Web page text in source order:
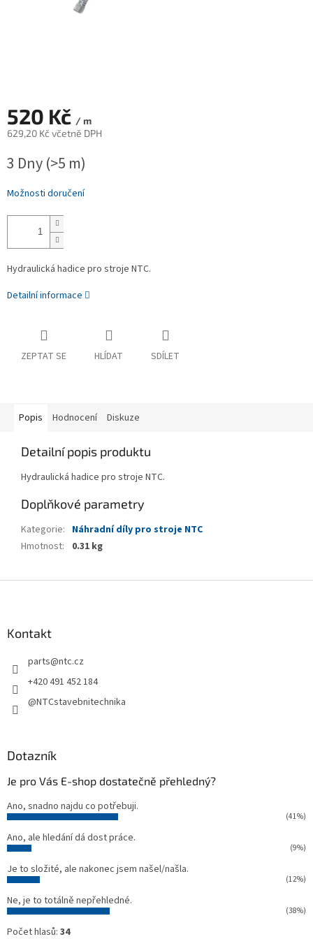
520 Kč / m
629,20 Kč včetně DPH
cena:
3 Dny(>5 m)
Možnosti doručení
Hydraulická hadice pro stroje NTC.
Detailní informace
ZEPTAT SE HLÍDAT SDÍLET
Popis Hodnocení Diskuze
Detailní popis produktu
Hydraulická hadice pro stroje NTC.
Doplňkové parametry
Kategorie: Náhradní díly pro stroje NTC
Hmotnost: 0.31 kg
Kontakt
parts@ntc.cz
+420 491 452 184
@NTCstavebnitechnika
Dotazník
Je pro Vás E-shop dostatečně přehledný?
Ano, snadno najdu co potřebuji.
(41%)
Ano, ale hledání dá dost práce.
(9%)
Je to složité, ale nakonec jsem našel/našla.
(12%)
Ne, je to totálně nepřehledné.
(38%)
Počet hlasů: 34